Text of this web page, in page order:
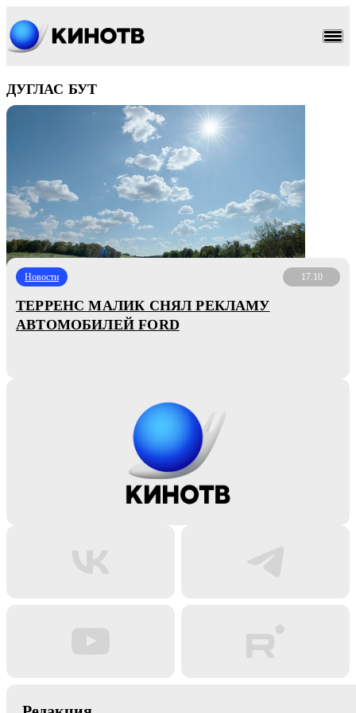
ДУГЛАС БУТ
Новости 17.10
ТЕРРЕНС МАЛИК СНЯЛ РЕКЛАМУ
АВТОМОБИЛЕЙ FORD